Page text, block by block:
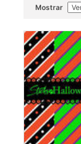
Mostrar